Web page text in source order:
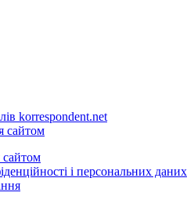
korrespondent.net
сайтом
сайтом
і персональних даних